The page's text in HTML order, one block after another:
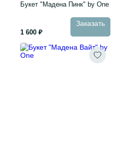
Букет "Мадена Пинк" by One
1 600 ₽
Заказать